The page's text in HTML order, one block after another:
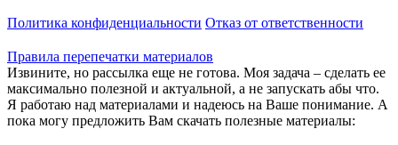
Политика конфиденциальности Отказ от ответственности
Правила перепечатки материалов
Извините, но рассылка еще не готова. Моя задача – сделать ее
максимально полезной и актуальной, а не запускать абы что.
Я работаю над материалами и надеюсь на Ваше понимание. А
пока могу предложить Вам скачать полезные материалы: